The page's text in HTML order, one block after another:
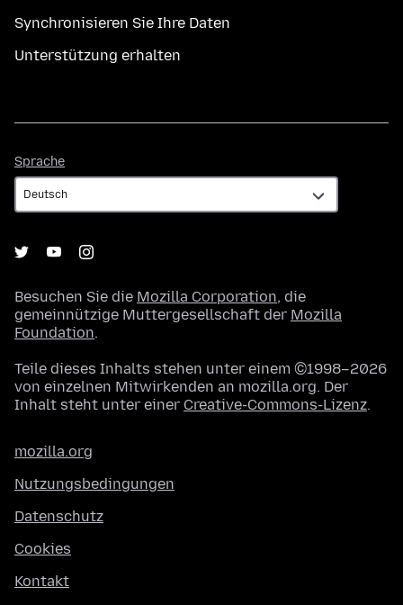
Synchronisieren Sie Ihre Daten
Unterstützung erhalten
Sprache
Besuchen Sie die Mozilla Corporation, die
gemeinnützige Muttergesellschaft der Mozilla
Foundation.
Teile dieses Inhalts stehen unter einem ©1998–2026
von einzelnen Mitwirkenden an mozilla.org. Der
Inhalt steht unter einer Creative-Commons-Lizenz.
mozilla.org
Nutzungsbedingungen
Datenschutz
Cookies
Kontakt